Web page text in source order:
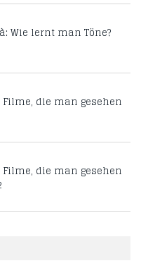
Wie lernt man Töne?
die man gesehen
die man gesehen